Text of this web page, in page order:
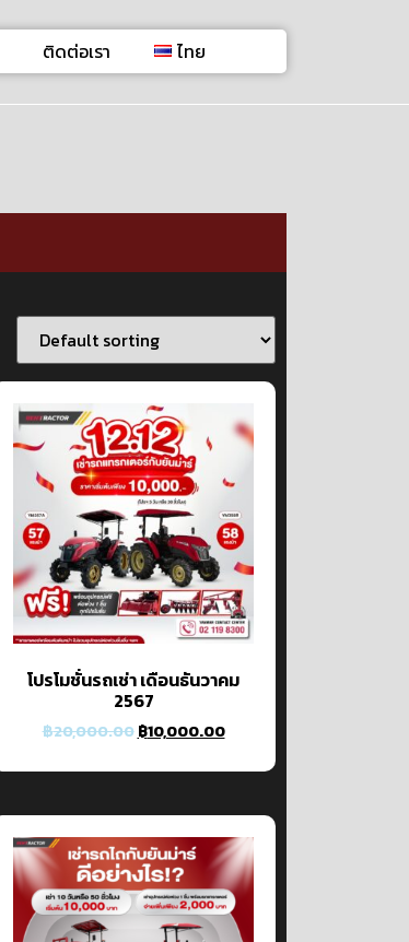
ติดต่อเรา ไทย
โปรโมชั่นรถเช่า เดือนธันวาคม
2567
฿20,000.00 ฿10,000.00